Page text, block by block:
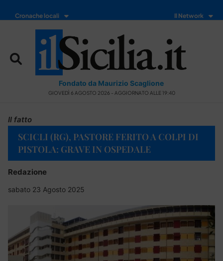
Cronache locali Il Network
Fondato da Maurizio Scaglione
GIOVEDÌ 6 AGOSTO 2026 - AGGIORNATO ALLE 19:40
Il fatto
SCICLI (RG), PASTORE FERITO A COLPI DI
PISTOLA: GRAVE IN OSPEDALE
Redazione
sabato 23 Agosto 2025